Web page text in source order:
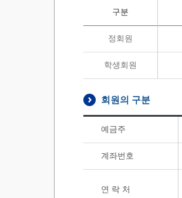
구분
정회원
학생회원
회원의 구분
예금주
계좌번호
연 락 처